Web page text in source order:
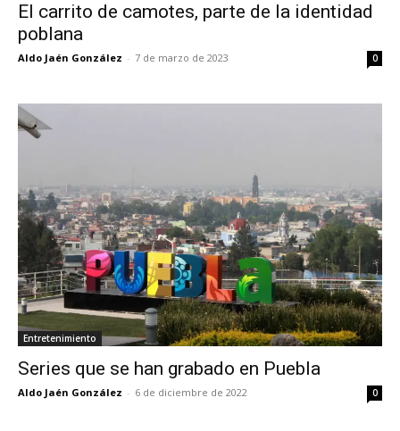
El carrito de camotes, parte de la identidad
poblana
Aldo Jaén González - 7 de marzo de 2023 0
Entretenimiento
Series que se han grabado en Puebla
Aldo Jaén González - 6 de diciembre de 2022 0